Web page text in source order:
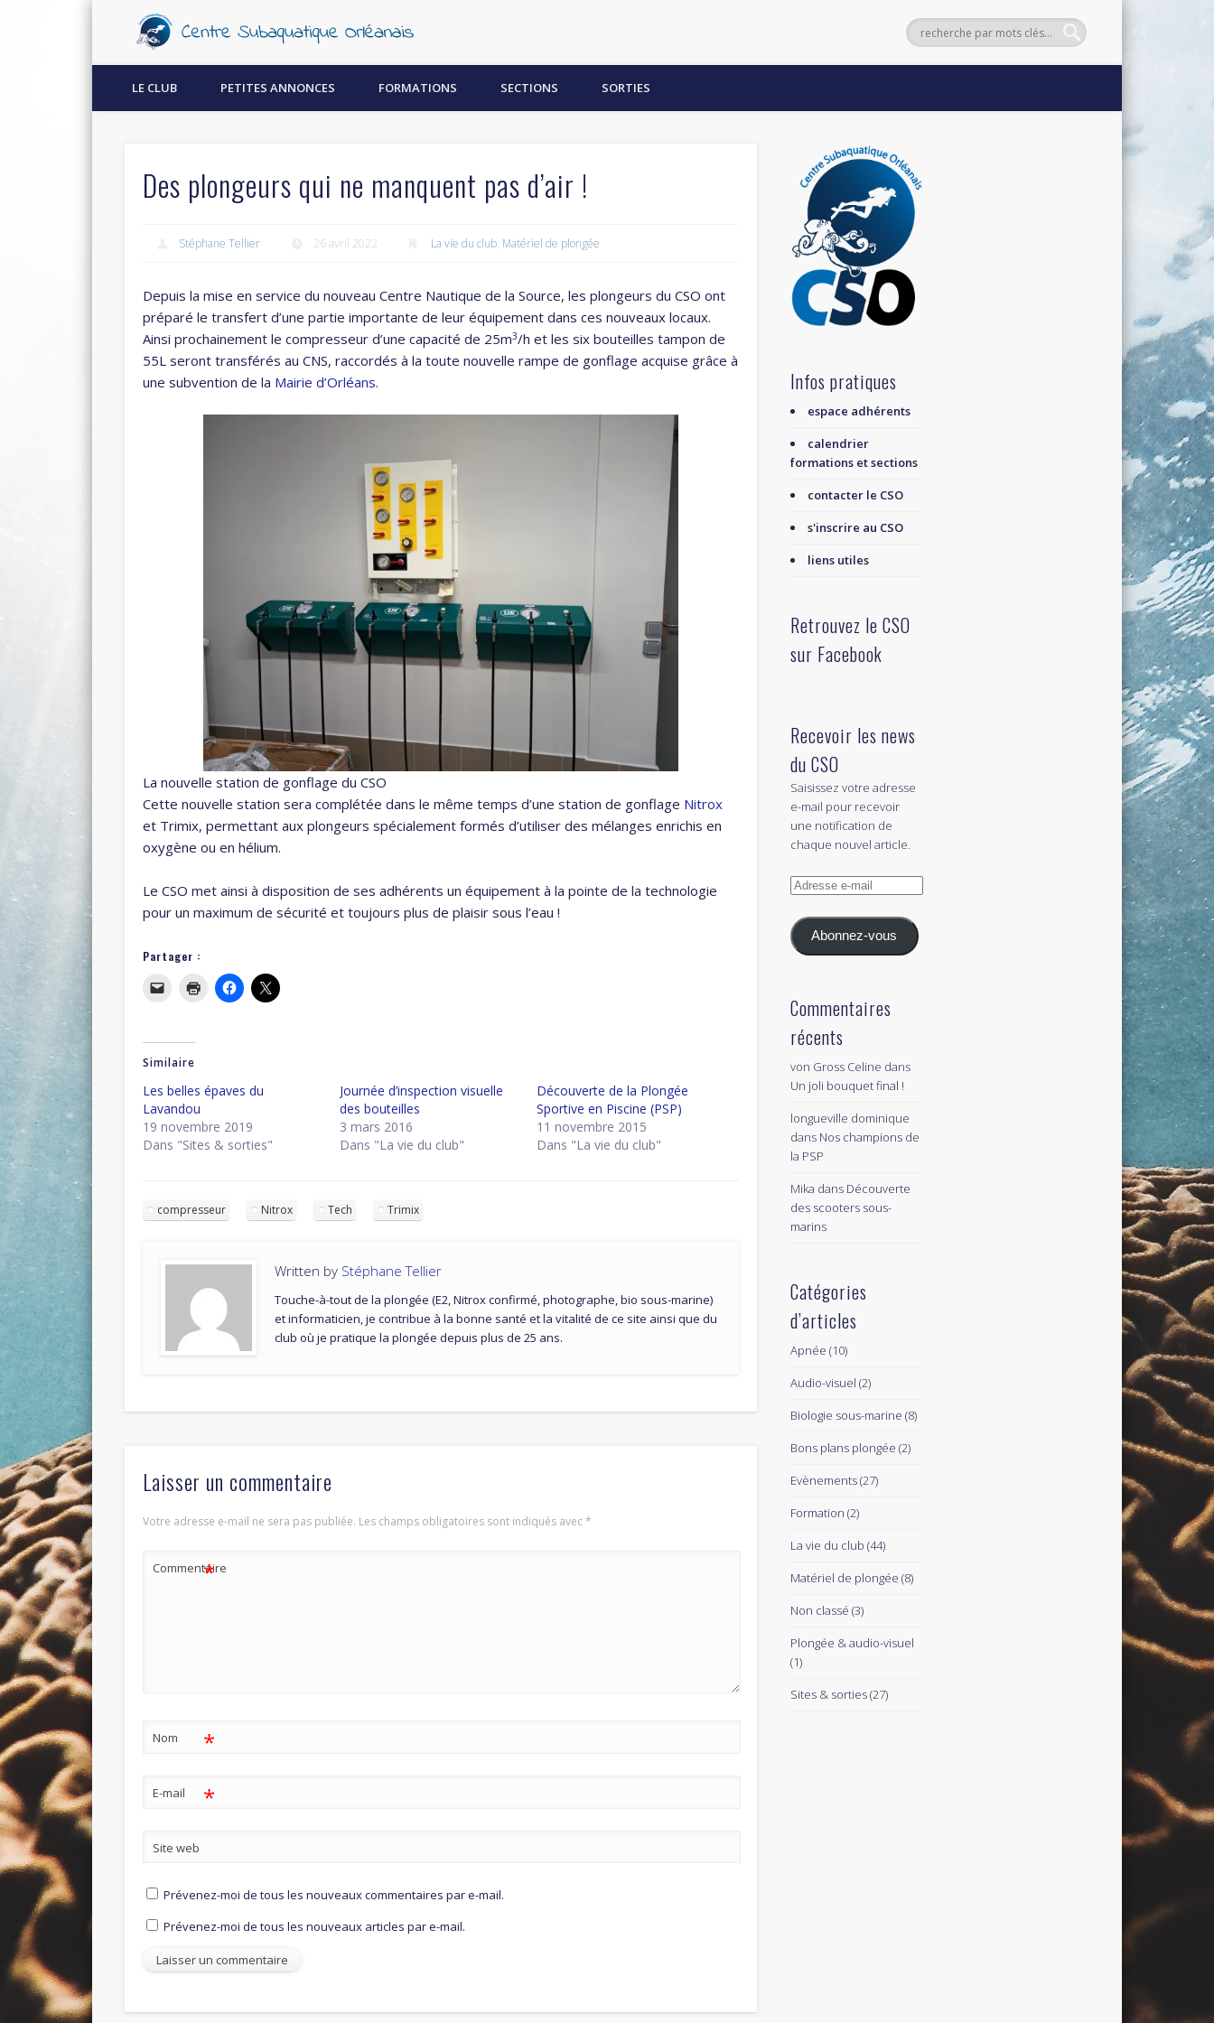
Découvrez la plongée sous-marine à Orléans !
LE CLUB PETITES ANNONCES FORMATIONS SECTIONS SORTIES
Des plongeurs qui ne manquent pas d’air !
Stéphane Tellier 26 avril 2022 La vie du club, Matériel de plongée
Depuis la mise en service du nouveau Centre Nautique de la Source, les plongeurs du CSO ont
préparé le transfert d’une partie importante de leur équipement dans ces nouveaux locaux.
Ainsi prochainement le compresseur d’une capacité de 25m3/h et les six bouteilles tampon de
55L seront transférés au CNS, raccordés à la toute nouvelle rampe de gonflage acquise grâce à
une subvention de la Mairie d’Orléans.
La nouvelle station de gonflage du CSO
Cette nouvelle station sera complétée dans le même temps d’une station de gonflage Nitrox
et Trimix, permettant aux plongeurs spécialement formés d’utiliser des mélanges enrichis en
oxygène ou en hélium.
Le CSO met ainsi à disposition de ses adhérents un équipement à la pointe de la technologie
pour un maximum de sécurité et toujours plus de plaisir sous l’eau !
Partager :
Similaire
Les belles épaves du
Lavandou
19 novembre 2019
Dans "Sites & sorties"
Journée d’inspection visuelle
des bouteilles
3 mars 2016
Dans "La vie du club"
Découverte de la Plongée
Sportive en Piscine (PSP)
11 novembre 2015
Dans "La vie du club"
compresseur Nitrox Tech Trimix
Written by Stéphane Tellier
Touche-à-tout de la plongée (E2, Nitrox confirmé, photographe, bio sous-marine)
et informaticien, je contribue à la bonne santé et la vitalité de ce site ainsi que du
club où je pratique la plongée depuis plus de 25 ans.
Laisser un commentaire
Votre adresse e-mail ne sera pas publiée. Les champs obligatoires sont indiqués avec*
Commentaire
*
Nom *
E-mail *
Site web
Prévenez-moi de tous les nouveaux commentaires par e-mail.
Prévenez-moi de tous les nouveaux articles par e-mail.
Infos pratiques
espace adhérents
calendrier
formations et sections
contacter le CSO
s'inscrire au CSO
liens utiles
Retrouvez le CSO
sur Facebook
Recevoir les news
du CSO
Saisissez votre adresse
e-mail pour recevoir
une notification de
chaque nouvel article.
Adresse
mail
Abonnez-vous
Commentaires
récents
von Gross Celine dans
Un joli bouquet final !
longueville dominique
dans Nos champions de
la PSP
Mika dans Découverte
des scooters sous-
marins
Catégories
d’articles
Apnée (10)
Audio-visuel (2)
Biologie sous-marine (8)
Bons plans plongée (2)
Evènements(27)
Formation (2)
La vie du club (44)
Matériel de plongée (8)
Non classé (3)
Plongée & audio-visuel
(1)
Sites & sorties(27)